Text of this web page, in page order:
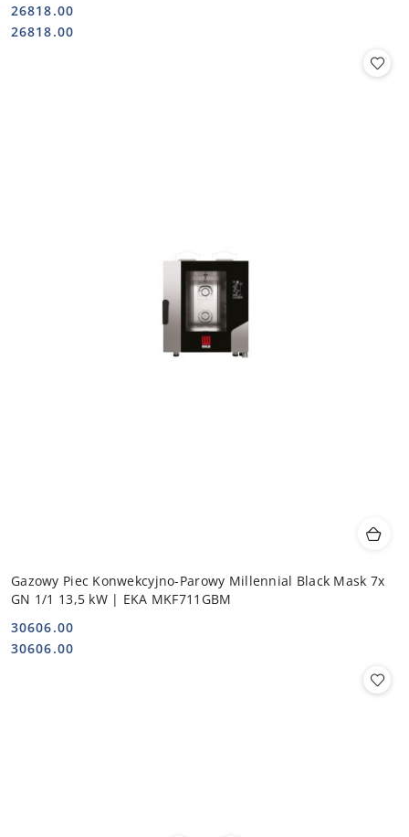
Cena:
26818.00
Cena:
26818.00
Gazowy Piec Konwekcyjno-Parowy Millennial Black Mask 7x
GN 1/1 13,5 kW | EKA MKF711GBM
Cena:
30606.00
Cena:
30606.00